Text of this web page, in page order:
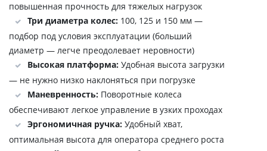
повышенная прочность для тяжелых нагрузок
Три диаметра колес: 100, 125 и 150 мм —
подбор под условия эксплуатации (больший
диаметр — легче преодолевает неровности)
Высокая платформа: Удобная высота загрузки
— не нужно низко наклоняться при погрузке
Маневренность: Поворотные колеса
обеспечивают легкое управление в узких проходах
Эргономичная ручка: Удобный хват,
оптимальная высота для оператора среднего роста